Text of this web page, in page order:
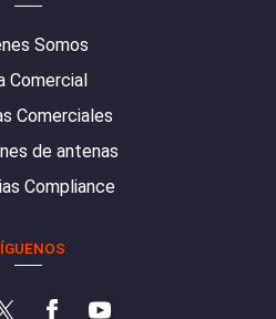
Somos
Comercial
Comerciales
de antenas
Compliance